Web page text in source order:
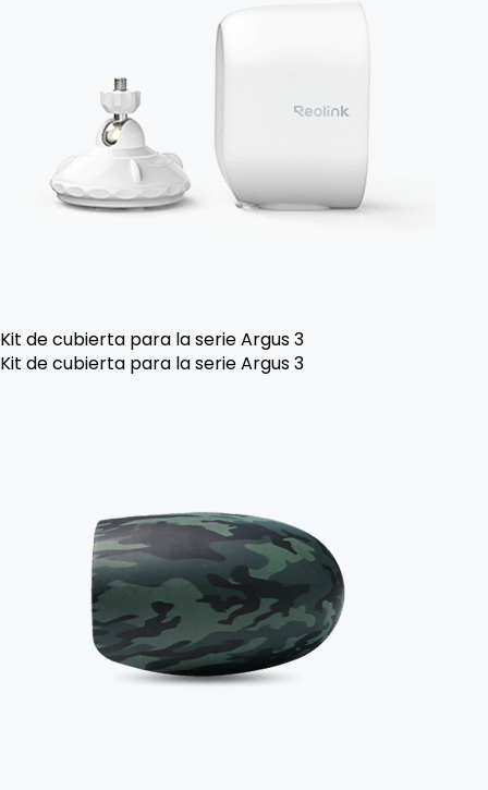
Kit de cubierta para la serie Argus 3
Kit de cubierta para la serie Argus 3